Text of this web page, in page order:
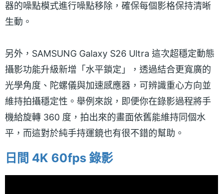
器的噪點模式進行噪點移除，確保每個影格保持清晰
生動。
另外，SAMSUNG Galaxy S26 Ultra 這次超穩定動態
攝影功能升級新增「水平鎖定」，透過結合更寬廣的
光學角度、陀螺儀與加速感應器，可辨識重心方向並
維持拍攝穩定性。舉例來說，即便你在錄影過程將手
機給旋轉 360 度，拍出來的畫面依舊能維持同個水
平，而這對於純手持運鏡也有很不錯的幫助。
日間 4K 60fps 錄影